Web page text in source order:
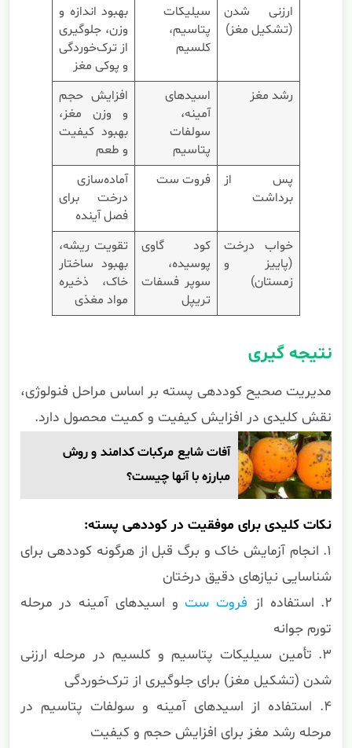
ارزنی شدن
(تشکیل مغز)
سیلیکات
پتاسیم،
کلسیم
بهبود اندازه و
وزن، جلوگیری
از ترک‌خوردگی
و پوکی مغز
رشد مغز
اسیدهای
آمینه،
سولفات
پتاسیم
افزایش حجم
و وزن مغز،
بهبود کیفیت
و طعم
پس از
برداشت
فروت ست
آماده‌سازی
درخت برای
فصل آینده
خواب درخت
(پاییز و
زمستان)
کود گاوی
پوسیده،
سوپر فسفات
تریپل
تقویت ریشه،
بهبود ساختار
خاک، ذخیره
مواد مغذی
نتیجه گیری
مدیریت صحیح کوددهی پسته بر اساس مراحل فنولوژی،
نقش کلیدی در افزایش کیفیت و کمیت محصول دارد.
آفات شایع مرکبات کدامند و روش
مبارزه با آنها چیست؟
نکات کلیدی برای موفقیت در کوددهی پسته:
۱. انجام آزمایش خاک و برگ قبل از هرگونه کوددهی برای
شناسایی نیازهای دقیق درختان
۲. استفاده از
فروت ستو اسیدهای آمینه در مرحله
تورم جوانه
۳. تأمین سیلیکات پتاسیم و کلسیم در مرحله ارزنی
شدن (تشکیل مغز) برای جلوگیری از ترک‌خوردگی
۴. استفاده از اسیدهای آمینه و سولفات پتاسیم در
مرحله رشد مغز برای افزایش حجم و کیفیت